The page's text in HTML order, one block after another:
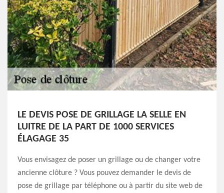
LE DEVIS POSE DE GRILLAGE LA SELLE EN
LUITRE DE LA PART DE 1000 SERVICES
ÉLAGAGE 35
Vous envisagez de poser un grillage ou de changer votre
ancienne clôture ? Vous pouvez demander le devis de
pose de grillage par téléphone ou à partir du site web de